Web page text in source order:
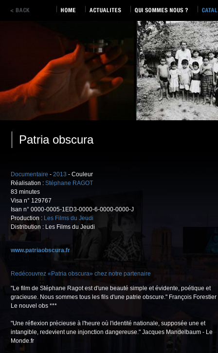
Patria obscura
Documentaire - 2013 - Couleur
Réalisation : Stéphane RAGOT
83 minutes
Visa n° 129767
Isan n° 0000-0005-1ED3-0000-6-0000-0000-J
Production : Les Films du Jeudi
Distribution : Les Films du Jeudi
www.patriaobscura.fr
Redécouvrez «Patria obscura» chez notre partenaire
"Le film de Stéphane Ragot est d'une beauté simple et évidente, poétique et
gracieuse. Nous sommes tous les fils d'une patrie obscure." François Forestier
Le nouvel obs ***
"Une réflexion précieuse à l'heure où l'identité nationale, supposée une et
intangible, redevient une injonction dangereuse." Jacques Mandelbaum - Le
Monde.fr